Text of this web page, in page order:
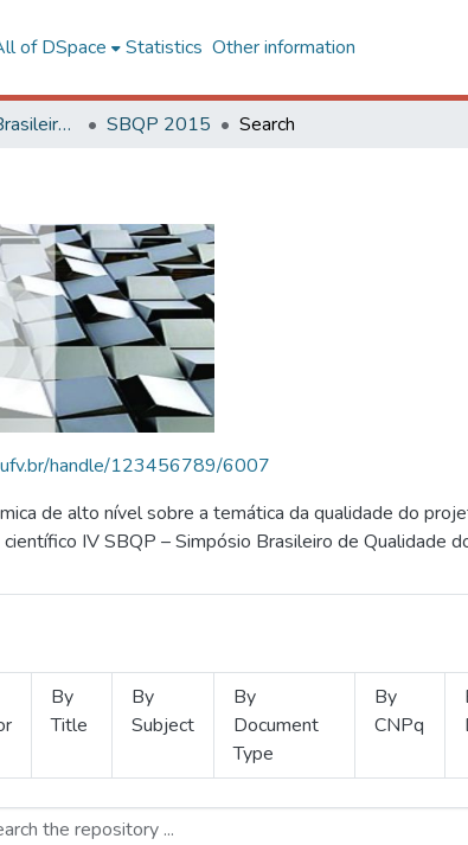
of DSpace Statistics Other information
SBQP - Simpósio Brasileiro de Qualidade do Projeto no Ambiente Construído SBQP 2015 Search
handle/123456789/6007
de alto nível sobre a temática da qualidade do
IV SBQP – Simpósio Brasileiro de Qualidade
By
Title
By
Subject
By
Document
Type
By
CNPq